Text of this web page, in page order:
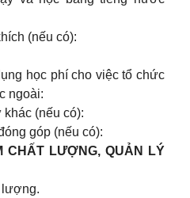
(nếu có):
học phí cho việc tổ chức
ngoài:
(nếu có):
góp (nếu có):
CHẤT LƯỢNG, QUẢN LÝ
lượng.